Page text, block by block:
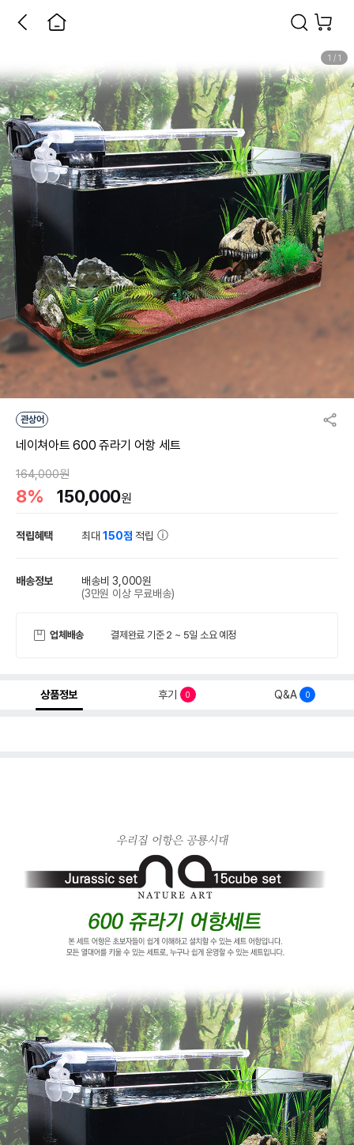
1 / 1
관상어
네이쳐아트 600 쥬라기 어항 세트
164,000원
8% 150,000원
적립혜택 최대150점 적립
배송정보
배송비 3,000원
(3만원 이상 무료배송)
업체배송 결제완료 기준 2 ~ 5일 소요 예정
상품정보 후기 0 Q&A 0